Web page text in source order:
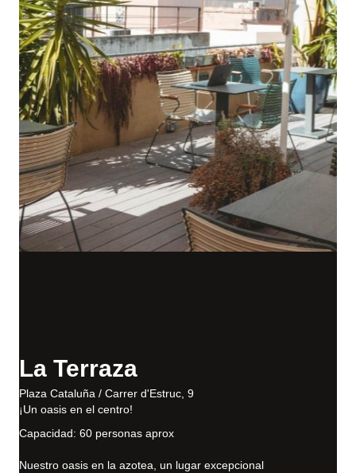
La Terraza
Plaza Cataluña / Carrer d'Estruc, 9
¡Un oasis en el centro!
Capacidad: 60 personas aprox
Nuestro oasis en la azotea, un lugar excepcional